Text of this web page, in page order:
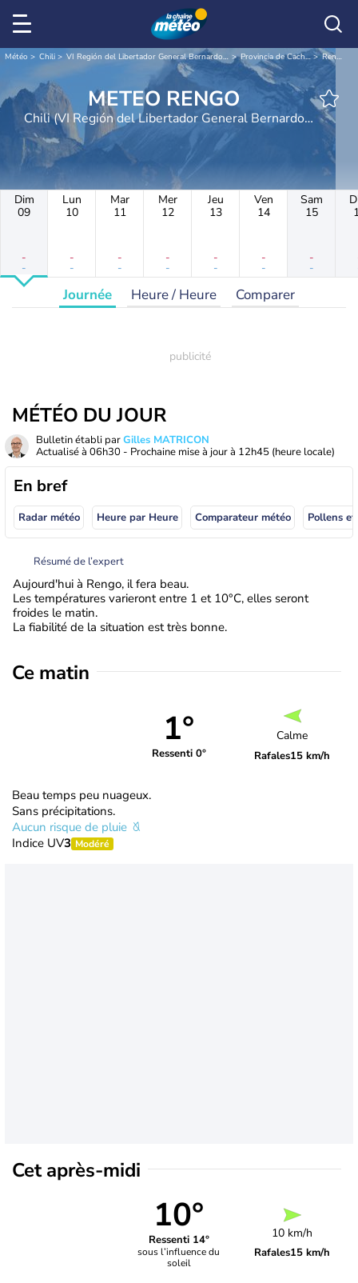
Météo Chili VI Región del Libertador General Bernardo O'Higgins Provincia de Cachapoal Rengo
METEO RENGO
Chili (VI Región del Libertador General Bernardo
Dim
09
-
-
Lun
10
-
-
Mar
11
-
-
Mer
12
-
-
Jeu
13
-
-
Ven
14
-
-
Sam
15
-
-
Journée Heure / Heure Comparer
MÉTÉO DU JOUR
Bulletin établi parGilles MATRICON
Actualisé à 06h30 - Prochaine mise à jour à 12h45 (heure locale)
En bref
Radar météo Heure par Heure Comparateur météo Pollens
Résumé de l’expert
Aujourd'hui à Rengo, il fera beau.
Les températures varieront entre 1 et 10°C, elles seront
froides le matin.
La fiabilité de la situation est très bonne.
Ce matin
1°
Ressenti 0°
Calme
Rafales15 km/h
Beau temps peu nuageux.
Sans précipitations.
Aucun risque de pluie
Indice UV3 Modéré
Cet après-midi
10°
Ressenti 14°
sous l’influence du
soleil
10 km/h
Rafales15 km/h